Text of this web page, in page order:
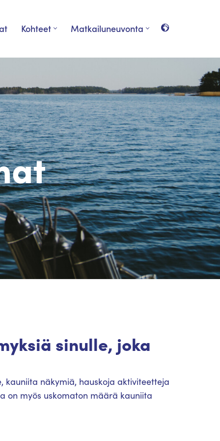
Kohteet Matkailuneuvonta
sinulle, joka
kauniita näkymiä, hauskoja aktiviteetteja
on myös uskomaton määrä kauniita